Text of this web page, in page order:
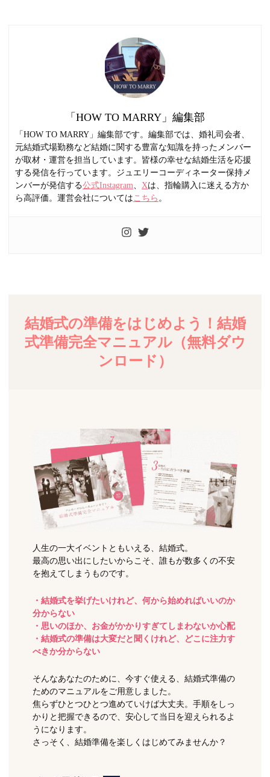
「HOW TO MARRY」編集部
「HOW TO MARRY」編集部です。編集部では、婚礼司会者、
元結婚式場勤務など結婚に関する豊富な知識を持ったメンバー
が取材・運営を担当しています。皆様の幸せな結婚生活を応援
する発信を行っています。ジュエリーコーディネーター保持メ
ンバーが発信する公式Instagram Xは、指輪購入に迷える方か
ら高評価。運営会社については こちら 。
結婚式の準備をはじめよう！結婚
式準備完全マニュアル（無料ダウ
ンロード）
人生の一大イベントともいえる、結婚式。
最高の思い出にしたいからこそ、誰もが数多くの不安
を抱えてしまうものです。
・結婚式を挙げたいけれど、何から始めればいいのか
分からない
・思いのほか、お金がかかりすぎてしまわないか心配
・結婚式の準備は大変だと聞くけれど、どこに注力す
べきか分からない
そんなあなたのために、今すぐ使える、結婚式準備の
ためのマニュアルをご用意しました。
焦らずひとつひとつ進めていけば大丈夫。手順をしっ
かりと把握できるので、安心して当日を迎えられるよ
うになります。
さっそく、結婚準備を楽しくはじめてみませんか？